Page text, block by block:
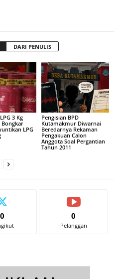
DARI PENULIS
3 Kg
Bongkar
LPG
Pengisian BPD
Kutamakmur Diwarnai
Beredarnya Rekaman
Pengakuan Calon
Anggota Soal Pergantian
Tahun 2011
0 0
Pelanggan